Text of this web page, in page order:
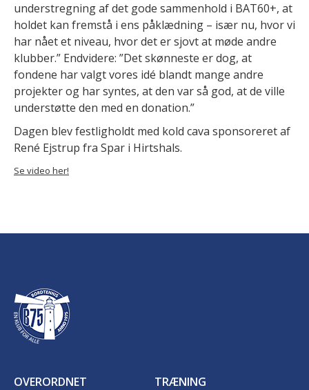
understregning af det gode sammenhold i BAT60+, at
holdet kan fremstå i ens påklædning – især nu, hvor vi
har nået et niveau, hvor det er sjovt at møde andre
klubber.” Endvidere: ”Det skønneste er dog, at
fondene har valgt vores idé blandt mange andre
projekter og har syntes, at den var så god, at de ville
understøtte den med en donation.”
Dagen blev festligholdt med kold cava sponsoreret af
René Ejstrup fra Spar i Hirtshals.
Se video her!
OVERORDNET TRÆNING